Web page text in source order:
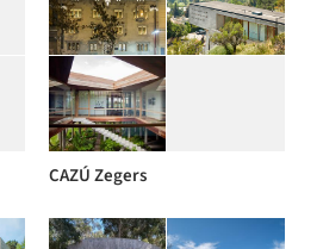
CAZÚ Zegers